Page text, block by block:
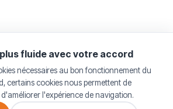
Sàrl, capital 12 500 €, RCS Luxembourg
fluide avec votre accord
nécessaires au bon fonctionnement du
certains cookies nous permettent de
l'expérience de navigation.